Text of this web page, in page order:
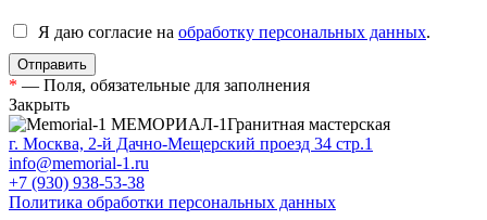
Я даю согласие на обработку персональных данных.
* — Поля, обязательные для заполнения
Закрыть
МЕМОРИАЛ-1Гранитная мастерская
г. Москва, 2-й Дачно-Мещерский проезд 34 стр.1
info@memorial-1.ru
+7 (930) 938-53-38
Политика обработки персональных данных